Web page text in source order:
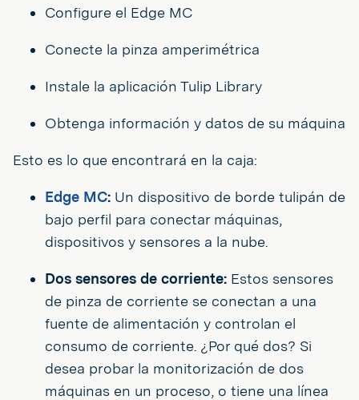
Configure el Edge MC
Conecte la pinza amperimétrica
Instale la aplicación Tulip Library
Obtenga información y datos de su máquina
Esto es lo que encontrará en la caja:
Edge MC: Un dispositivo de borde tulipán de
bajo perfil para conectar máquinas,
dispositivos y sensores a la nube.
Dos sensores de corriente: Estos sensores
de pinza de corriente se conectan a una
fuente de alimentación y controlan el
consumo de corriente. ¿Por qué dos? Si
desea probar la monitorización de dos
máquinas en un proceso, o tiene una línea